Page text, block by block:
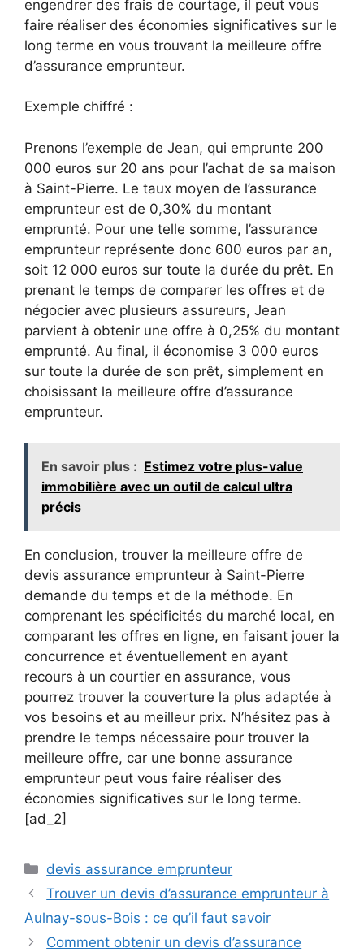
engendrer des frais de courtage, il peut vous
faire réaliser des économies significatives sur le
long terme en vous trouvant la meilleure offre
d’assurance emprunteur.
Exemple chiffré :
Prenons l’exemple de Jean, qui emprunte 200
000 euros sur 20 ans pour l’achat de sa maison
à Saint-Pierre. Le taux moyen de l’assurance
emprunteur est de 0,30% du montant
emprunté. Pour une telle somme, l’assurance
emprunteur représente donc 600 euros par an,
soit 12 000 euros sur toute la durée du prêt. En
prenant le temps de comparer les offres et de
négocier avec plusieurs assureurs, Jean
parvient à obtenir une offre à 0,25% du montant
emprunté. Au final, il économise 3 000 euros
sur toute la durée de son prêt, simplement en
choisissant la meilleure offre d’assurance
emprunteur.
En savoir plus : Estimez votre plus-value
immobilière avec un outil de calcul ultra
précis
En conclusion, trouver la meilleure offre de
devis assurance emprunteur à Saint-Pierre
demande du temps et de la méthode. En
comprenant les spécificités du marché local, en
comparant les offres en ligne, en faisant jouer la
concurrence et éventuellement en ayant
recours à un courtier en assurance, vous
pourrez trouver la couverture la plus adaptée à
vos besoins et au meilleur prix. N’hésitez pas à
prendre le temps nécessaire pour trouver la
meilleure offre, car une bonne assurance
emprunteur peut vous faire réaliser des
économies significatives sur le long terme.
[ad_2]
Catégories
devis assurance emprunteur
Trouver un devis d’assurance emprunteur à
Aulnay-sous-Bois : ce qu’il faut savoir
Comment obtenir un devis d’assurance